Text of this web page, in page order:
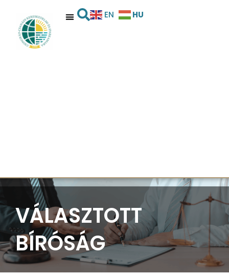
EN HU
VÁLASZTOTT
BÍRÓSÁG